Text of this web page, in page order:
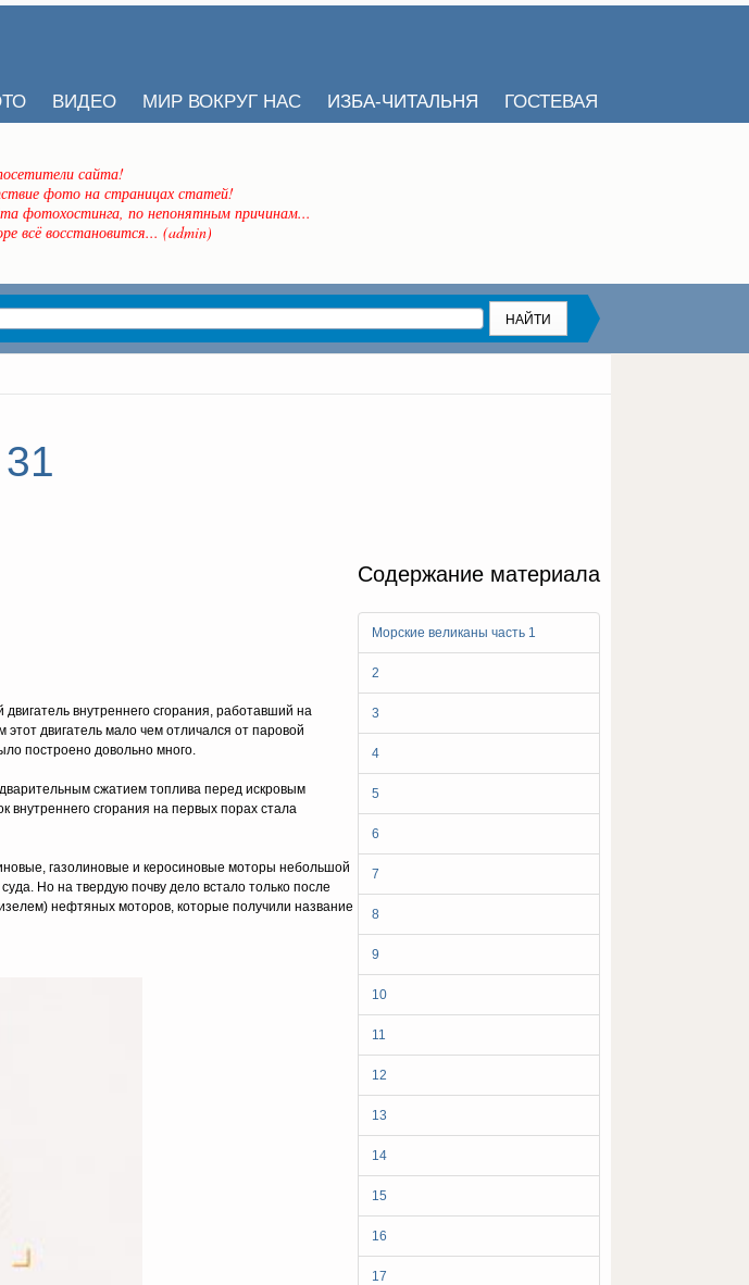
ВИДЕО МИР ВОКРУГ НАС ИЗБА-ЧИТАЛЬНЯ ГОСТЕВАЯ
сайта!
фото на страницах статей!
фотохостинга, по непонятным причинам...
всё восстановится... (admin)
Содержание материала
Морские великаны часть 1
2
3
4
5
6
7
8
9
10
11
12
13
14
15
16
17
внутреннего сгорания, работавший на
двигатель мало чем отличался от паровой
построено довольно много.
сжатием топлива перед искровым
внутреннего сгорания на первых порах стала
газолиновые и керосиновые моторы небольшой
Но на твердую почву дело встало только после
нефтяных моторов, которые получили название